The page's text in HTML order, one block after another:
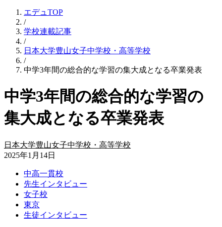
エデュTOP
/
学校連載記事
/
日本大学豊山女子中学校・高等学校
/
中学3年間の総合的な学習の集大成となる卒業発表
中学3年間の総合的な学習の
集大成となる卒業発表
日本大学豊山女子中学校・高等学校
2025年1月14日
中高一貫校
先生インタビュー
女子校
東京
生徒インタビュー